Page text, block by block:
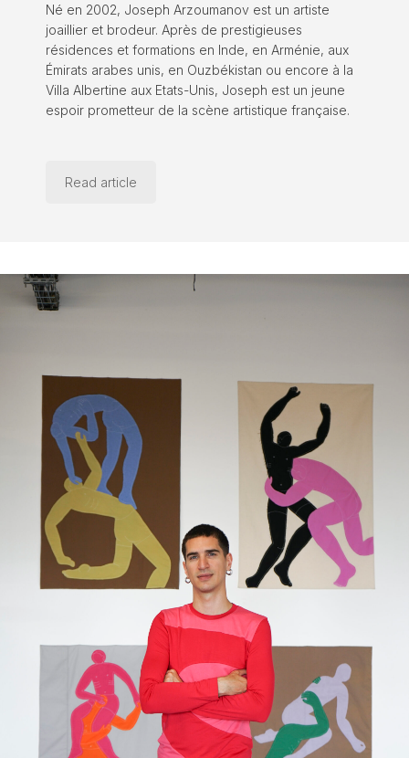
Né en 2002, Joseph Arzoumanov est un artiste
joaillier et brodeur. Après de prestigieuses
résidences et formations en Inde, en Arménie, aux
Émirats arabes unis, en Ouzbékistan ou encore à la
Villa Albertine aux Etats-Unis, Joseph est un jeune
espoir prometteur de la scène artistique française.
Read article